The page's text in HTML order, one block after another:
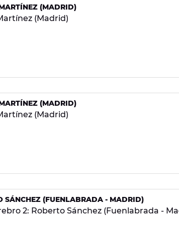
(MADRID)
(Madrid)
(MADRID)
(Madrid)
SÁNCHEZ (FUENLABRADA - MADRID)
2: Roberto Sánchez (Fuenlabrada -